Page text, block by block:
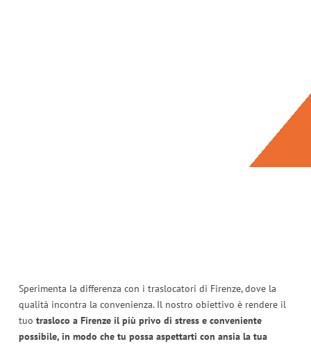
Sperimenta la differenza con i traslocatori di Firenze, dove la
qualità incontra la convenienza. Il nostro obiettivo è rendere il
tuo trasloco a Firenze il più privo di stress e conveniente
possibile, in modo che tu possa aspettarti con ansia la tua